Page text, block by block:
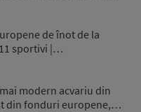
de înot de la
sportivi |…
modern acvariu din
din fonduri europene,…